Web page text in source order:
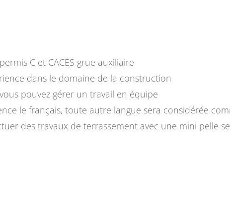
C et CACES grue auxiliaire
dans le domaine de la construction
pouvez gérer un travail en équipe
le français, toute autre langue sera considérée
des travaux de terrassement avec une mini pelle